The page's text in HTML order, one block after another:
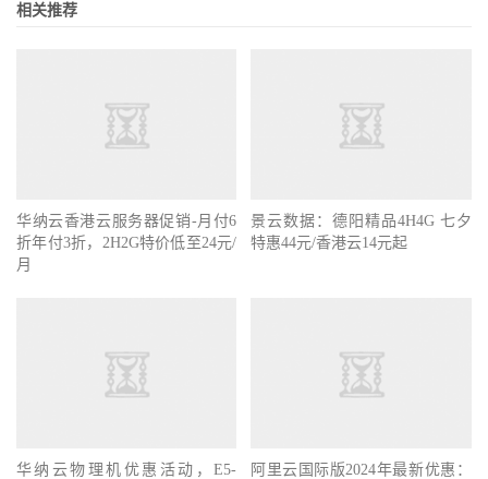
相关推荐
华纳云香港云服务器促销-月付6
折年付3折，2H2G特价低至24元/
月
景云数据：德阳精品4H4G 七夕
特惠44元/香港云14元起
华纳云物理机优惠活动，E5-
阿里云国际版2024年最新优惠：